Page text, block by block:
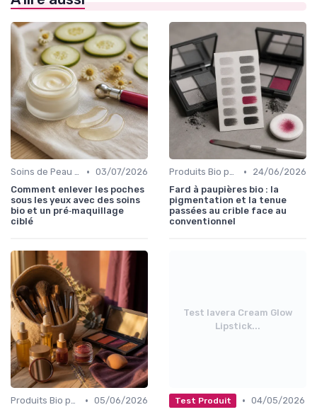
Soins de Peau Bio et Pré-Maquillage • 03/07/2026
Comment enlever les poches
sous les yeux avec des soins
bio et un pré‑maquillage
ciblé
Produits Bio pour les Yeux •
24/06/2026
Fard à paupières bio : la
pigmentation et la tenue
passées au crible face au
conventionnel
Produits Bio pour le Teint • 05/06/2026
Test lavera Cream Glow
Lipstick...
Test Produit • 04/05/2026